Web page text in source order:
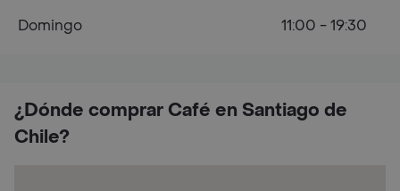
¿Dónde comprar Café en Santiago de
Chile?
Domingo
11:00 - 19:30